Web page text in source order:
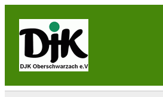
Skip
BEWEGEN! … Sport &